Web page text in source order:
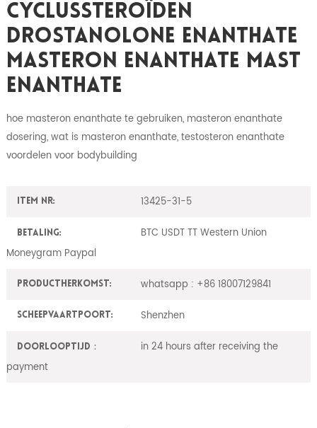
Cyclussteroïden
Drostanolone Enanthate
Masteron Enanthate Mast
Enanthate
hoe masteron enanthate te gebruiken, masteron enanthate
dosering, wat is masteron enanthate, testosteron enanthate
voordelen voor bodybuilding
Item nr: 13425-31-5
Betaling:
BTC USDT TT Western Union
Moneygram Paypal
ProductHerkomst: whatsapp : +86 18007129841
Scheepvaartpoort: Shenzhen
Doorlooptijd：
in 24 hours after receiving the
payment